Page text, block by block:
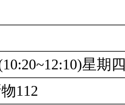
星期
112